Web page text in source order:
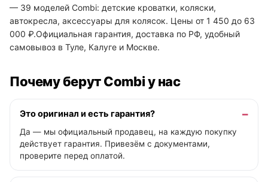
— 39 моделей Combi: детские кроватки, коляски,
автокресла, аксессуары для колясок. Цены от 1 450 до 63
000 ₽.Официальная гарантия, доставка по РФ, удобный
самовывоз в Туле, Калуге и Москве.
Почему берут Combi у нас
Это оригинал и есть гарантия?
Да — мы официальный продавец, на каждую покупку
действует гарантия. Привезём с документами,
проверите перед оплатой.